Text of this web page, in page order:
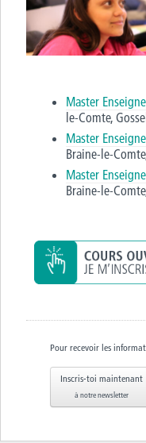
Master
le-Comte,
Master
Braine-le-
Master
Braine-le-
Pour recevoir les
Inscris-toi maintenant
à notre newsletter